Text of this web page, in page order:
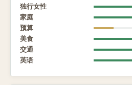
独行女性
家庭
预算
美食
交通
英语